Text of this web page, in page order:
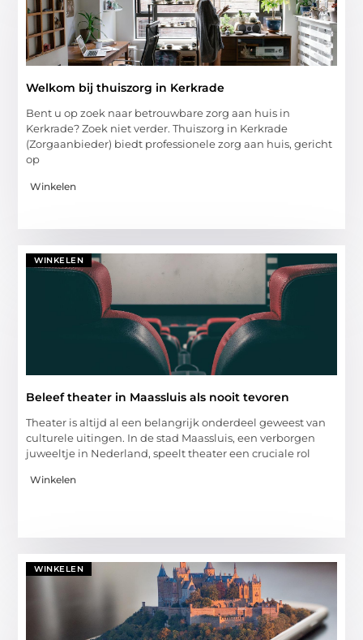
Welkom bij thuiszorg in Kerkrade
Bent u op zoek naar betrouwbare zorg aan huis in
Kerkrade? Zoek niet verder. Thuiszorg in Kerkrade
(Zorgaanbieder) biedt professionele zorg aan huis, gericht
op
Winkelen
WINKELEN
Beleef theater in Maassluis als nooit tevoren
Theater is altijd al een belangrijk onderdeel geweest van
culturele uitingen. In de stad Maassluis, een verborgen
juweeltje in Nederland, speelt theater een cruciale rol
Winkelen
WINKELEN